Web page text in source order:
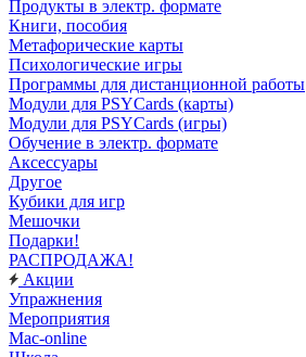
Продукты в электр. формате
Книги, пособия
Метафорические карты
Психологические игры
Программы для дистанционной работы
Модули для PSYCards (карты)
Модули для PSYCards (игры)
Обучение в электр. формате
Аксессуары
Другое
Кубики для игр
Мешочки
Подарки!
РАСПРОДАЖА!
Акции
Упражнения
Мероприятия
Mac-online